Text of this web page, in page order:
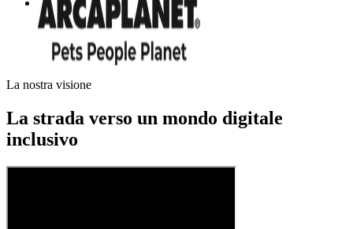
La nostra visione
La strada verso un mondo digitale
inclusivo